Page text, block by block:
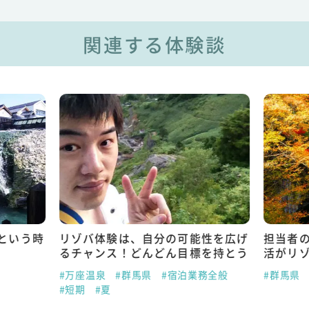
関連する体験談
を広げ
担当者の対応の良さと安定した寮生
活がリゾバのきっかけ
#群馬県 #宿泊業務全般 #中期 #夏
はじめ
上に楽
#草津温